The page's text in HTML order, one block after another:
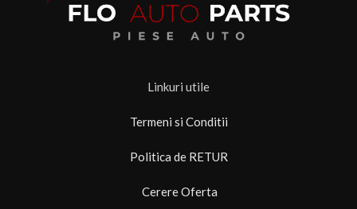
Linkuri utile
Termeni si Conditii
Politica de RETUR
Cerere Oferta